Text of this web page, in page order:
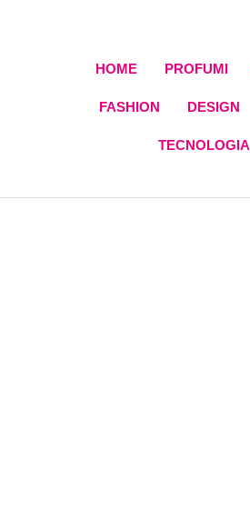
HOME PROFUMI
FASHION DESIGN
TECNOLOGIA